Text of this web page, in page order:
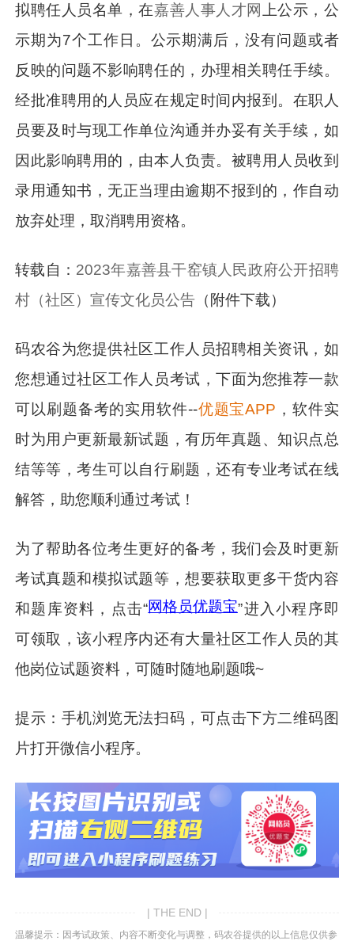
拟聘任人员名单，在嘉善人事人才网上公示，公
示期为7个工作日。公示期满后，没有问题或者
反映的问题不影响聘任的，办理相关聘任手续。
经批准聘用的人员应在规定时间内报到。在职人
员要及时与现工作单位沟通并办妥有关手续，如
因此影响聘用的，由本人负责。被聘用人员收到
录用通知书，无正当理由逾期不报到的，作自动
放弃处理，取消聘用资格。
转载自： 2023年嘉善县干窑镇人民政府公开招聘
村（社区）宣传文化员公告 （附件下载）
码农谷为您提供社区工作人员招聘相关资讯，如
您想通过社区工作人员考试，下面为您推荐一款
可以刷题备考的实用软件--优题宝APP ，软件实
时为用户更新最新试题，有历年真题、知识点总
结等等，考生可以自行刷题，还有专业考试在线
解答，助您顺利通过考试！
为了帮助各位考生更好的备考，我们会及时更新
考试真题和模拟试题等，想要获取更多干货内容
和题库资料，点击“网格员优题宝”进入小程序即
可领取，该小程序内还有大量社区工作人员的其
他岗位试题资料，可随时随地刷题哦~
提示：手机浏览无法扫码，可点击下方二维码图
片打开微信小程序。
| THE END |
温馨提示：因考试政策、内容不断变化与调整，码农谷提供的以上信息仅供参